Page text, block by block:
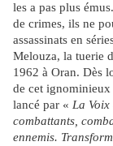
les a pas plus
de crimes, ils ne
assassinats en
Melouza, la tuerie
1962 à Oran. Dès
de cet
lancé par « La Voix
combattants,
ennemis.